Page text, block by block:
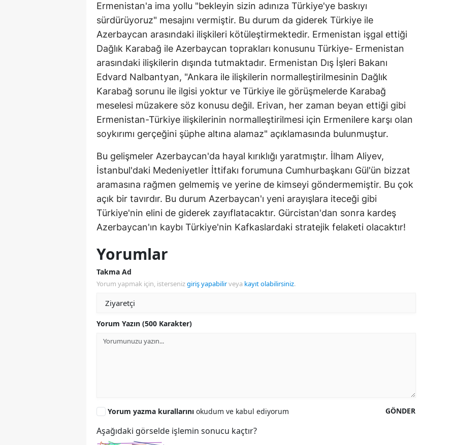
Ermenistan'a ima yollu "bekleyin sizin adınıza Türkiye'ye baskıyı
sürdürüyoruz" mesajını vermiştir. Bu durum da giderek Türkiye ile
Azerbaycan arasındaki ilişkileri kötüleştirmektedir. Ermenistan işgal ettiği
Dağlık Karabağ ile Azerbaycan toprakları konusunu Türkiye- Ermenistan
arasındaki ilişkilerin dışında tutmaktadır. Ermenistan Dış İşleri Bakanı
Edvard Nalbantyan, "Ankara ile ilişkilerin normalleştirilmesinin Dağlık
Karabağ sorunu ile ilgisi yoktur ve Türkiye ile görüşmelerde Karabağ
meselesi müzakere söz konusu değil. Erivan, her zaman beyan ettiği gibi
Ermenistan-Türkiye ilişkilerinin normalleştirilmesi için Ermenilere karşı olan
soykırımı gerçeğini şüphe altına alamaz" açıklamasında bulunmuştur.
Bu gelişmeler Azerbaycan'da hayal kırıklığı yaratmıştır. İlham Aliyev,
İstanbul'daki Medeniyetler İttifakı forumuna Cumhurbaşkanı Gül'ün bizzat
aramasına rağmen gelmemiş ve yerine de kimseyi göndermemiştir. Bu çok
açık bir tavırdır. Bu durum Azerbaycan'ı yeni arayışlara iteceği gibi
Türkiye'nin elini de giderek zayıflatacaktır. Gürcistan'dan sonra kardeş
Azerbaycan'ın kaybı Türkiye'nin Kafkaslardaki stratejik felaketi olacaktır!
Yorumlar
Takma Ad
Yorum yapmak için, istersenizgiriş yapabilirveya kayıt olabilirsiniz.
Yorum Yazın (500 Karakter)
GÖNDER
Yorum yazma kurallarını okudum ve kabul ediyorum
Aşağıdaki görselde işlemin sonucu kaçtır?